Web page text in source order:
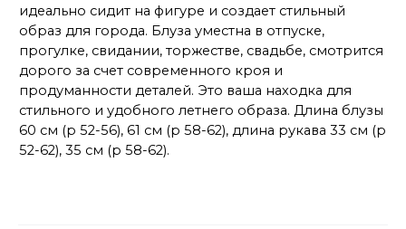
идеально сидит на фигуре и создает стильный
образ для города. Блуза уместна в отпуске,
прогулке, свидании, торжестве, свадьбе, смотрится
дорого за счет современного кроя и
продуманности деталей. Это ваша находка для
стильного и удобного летнего образа. Длина блузы
60 см (р 52-56), 61 см (р 58-62), длина рукава 33 см (р
52-62), 35 см (р 58-62).